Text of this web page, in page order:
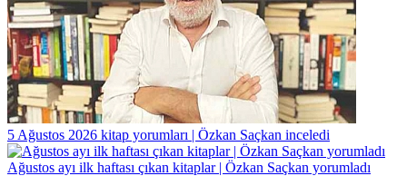
5 Ağustos 2026 kitap yorumları | Özkan Saçkan inceledi
Ağustos ayı ilk haftası çıkan kitaplar | Özkan Saçkan yorumladı